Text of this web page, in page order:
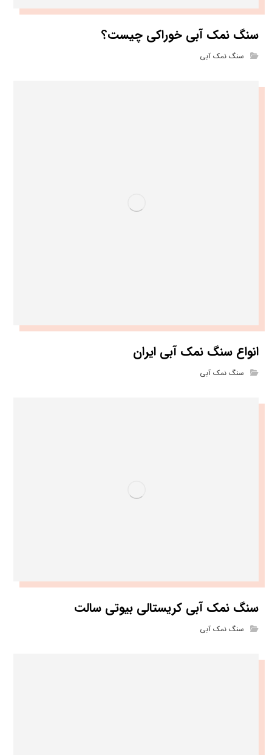
سنگ نمک آبی خوراکی چیست؟
سنگ نمک آبی
انواع سنگ نمک آبی ایران
سنگ نمک آبی
سنگ نمک آبی کریستالی بیوتی سالت
سنگ نمک آبی